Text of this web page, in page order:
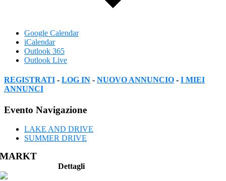
Google Calendar
iCalendar
Outlook 365
Outlook Live
REGISTRATI - LOG IN - NUOVO ANNUNCIO - I MIEI
ANNUNCI
Facebook
Twitter
Reddit
LinkedIn
WhatsApp
Tumblr
Pinterest
Vk
Xing
Email
Evento Navigazione
LAKE AND DRIVE
SUMMER DRIVE
Dettagli
MARKT